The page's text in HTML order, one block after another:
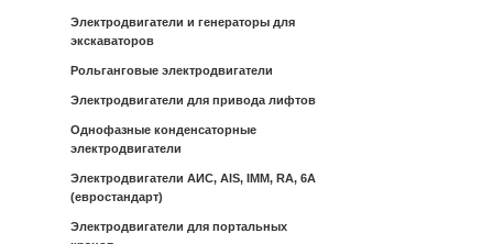
Электродвигатели и генераторы для
экскаваторов
Рольганговые электродвигатели
Электродвигатели для привода лифтов
Однофазные конденсаторные
электродвигатели
Электродвигатели АИС, AIS, IMM, RA, 6A
(евростандарт)
Электродвигатели для портальных